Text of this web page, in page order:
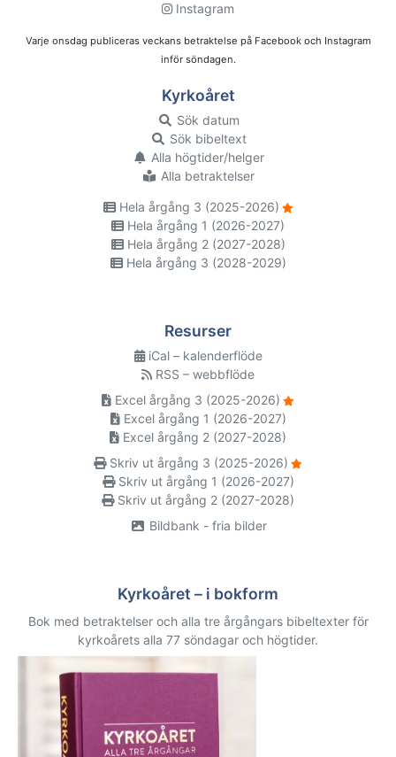
Instagram
Varje onsdag publiceras veckans betraktelse på Facebook och Instagram
inför söndagen.
Kyrkoåret
Sök datum
Sök bibeltext
Alla högtider/helger
Alla betraktelser
Hela årgång 3 (2025-2026)
Hela årgång 1 (2026-2027)
Hela årgång 2 (2027-2028)
Hela årgång 3 (2028-2029)
Resurser
iCal – kalenderflöde
RSS – webbflöde
Excel årgång 3 (2025-2026)
Excel årgång 1 (2026-2027)
Excel årgång 2 (2027-2028)
Skriv ut årgång 3 (2025-2026)
Skriv ut årgång 1 (2026-2027)
Skriv ut årgång 2 (2027-2028)
Bildbank - fria bilder
Kyrkoåret – i bokform
Bok med betraktelser och alla tre årgångars bibeltexter för
kyrkoårets alla 77 söndagar och högtider.